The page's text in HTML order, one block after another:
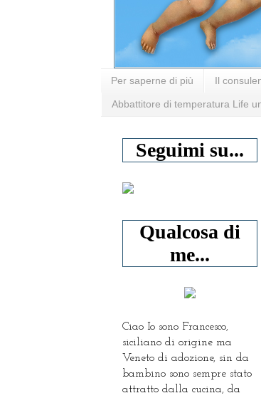
Per saperne di più Il
Abbattitore di temperatura Life
Seguimi su...
Qualcosa di
me...
Ciao Io sono Francesco,
siciliano di origine ma
Veneto di adozione, sin da
bambino sono sempre stato
attratto dalla cucina, da